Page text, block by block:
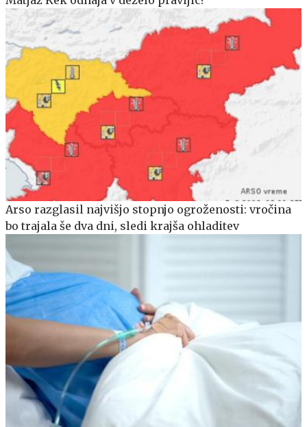
Arso razglasil najvišjo stopnjo ogroženosti: vročina
bo trajala še dva dni, sledi krajša ohladitev